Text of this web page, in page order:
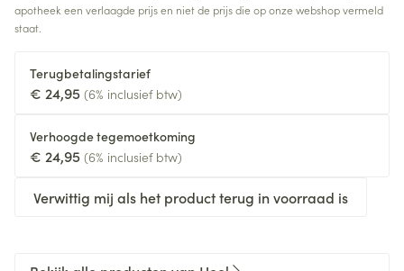
apotheek een verlaagde prijs en niet de prijs die op onze webshop vermeld
staat.
Terugbetalingstarief
€ 24,95 (6% inclusief btw)
Verhoogde tegemoetkoming
€ 24,95 (6% inclusief btw)
Verwittig mij als het product terug in voorraad is